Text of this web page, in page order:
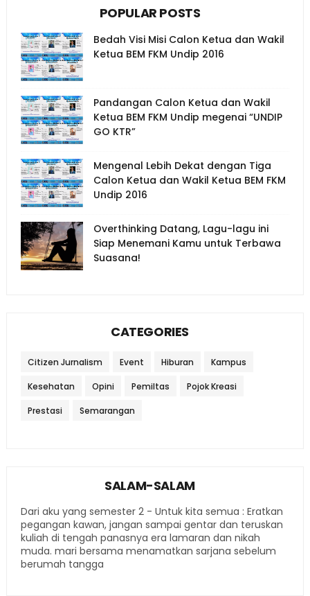
POPULAR POSTS
Bedah Visi Misi Calon Ketua dan Wakil
Ketua BEM FKM Undip 2016
Pandangan Calon Ketua dan Wakil
Ketua BEM FKM Undip megenai “UNDIP
GO KTR”
Mengenal Lebih Dekat dengan Tiga
Calon Ketua dan Wakil Ketua BEM FKM
Undip 2016
Overthinking Datang, Lagu-lagu ini
Siap Menemani Kamu untuk Terbawa
Suasana!
CATEGORIES
Citizen Jurnalism Event Hiburan Kampus
Kesehatan Opini Pemiltas Pojok Kreasi
Prestasi Semarangan
SALAM-SALAM
Dari aku yang semester 2 - Untuk kita semua : Eratkan
pegangan kawan, jangan sampai gentar dan teruskan
kuliah di tengah panasnya era lamaran dan nikah
muda. mari bersama menamatkan sarjana sebelum
berumah tangga